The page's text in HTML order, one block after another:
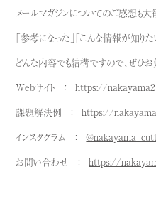
メールマガジンについてのご感想も大
「参考になった」「こんな情報が知りた
どんな内容でも結構ですので、ぜひお
Webサイト ：https://
課題解決例 ：https://
インスタグラム ：
お問い合わせ ：https://